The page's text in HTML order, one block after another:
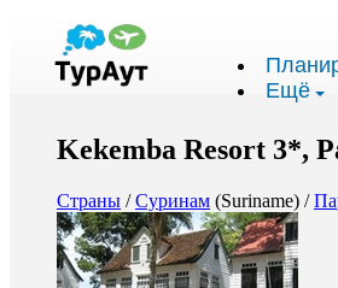
Ещё
Kekemba Resort 3*,
Страны /Суринам (Suriname) /